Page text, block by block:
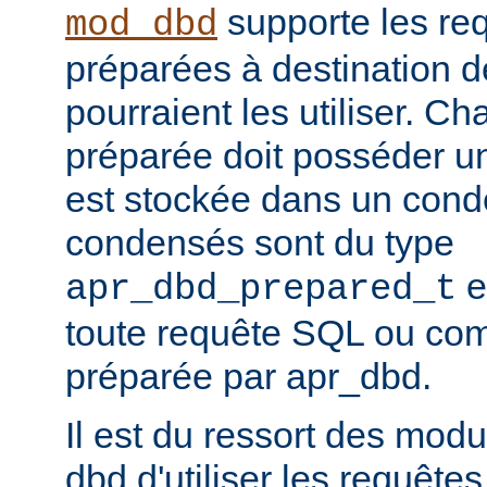
mod_dbd supporte les
préparées à destination
pourraient les utiliser.
préparée doit posséder
est stockée dans un
condensés sont du type
apr_dbd_prepared_t
toute requête SQL ou
préparée par apr_dbd.
Il est du ressort des
dbd d'utiliser les